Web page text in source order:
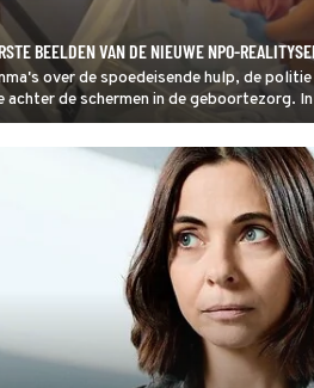
BEELDEN VAN DE NIEUWE NPO-
over de spoedeisende hulp, de
achter de schermen in de geboortezorg.
verloskundigen gevolgd tijdens hun werk.